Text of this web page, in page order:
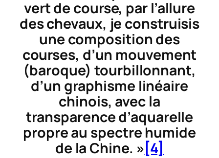
vert de course, par l’allure
des chevaux, je construisis
une composition des
courses, d’un mouvement
(baroque) tourbillonnant,
d’un graphisme linéaire
chinois, avec la
transparence d’aquarelle
propre au spectre humide
de la Chine. » [4]